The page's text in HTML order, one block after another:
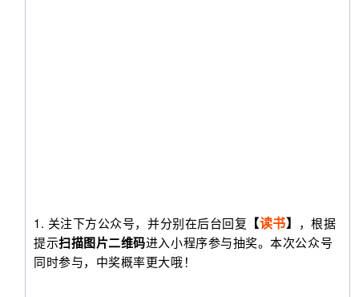
1. 关注下方公众号，并分别在后台回复 【读书】 ，根据
提示扫描图片二维码进入小程序参与抽奖。本次公众号
同时参与，中奖概率更大哦！